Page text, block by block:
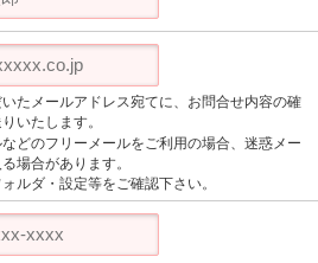
たメールアドレス宛てに、お問合せ内容の確
いたします。
どのフリーメールをご利用の場合、迷惑メー
場合があります。
ルダ・設定等をご確認下さい。